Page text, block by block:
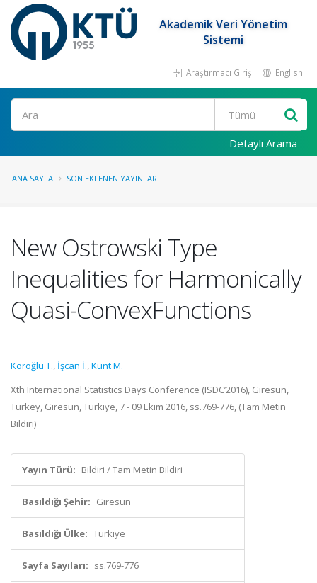
Akademik Veri Yönetim
Sistemi
Araştırmacı Girişi English
Ara
Detaylı Arama
ANA SAYFA SON EKLENEN YAYINLAR
New Ostrowski Type
Inequalities for Harmonically
Quasi-ConvexFunctions
Köroğlu T., İşcan İ.,Kunt M.
Xth International Statistics Days Conference (ISDC’2016), Giresun,
Turkey, Giresun, Türkiye, 7 - 09 Ekim 2016, ss.769-776, (Tam Metin
Bildiri)
Yayın Türü: Bildiri / Tam Metin Bildiri
Basıldığı Şehir: Giresun
Basıldığı Ülke: Türkiye
Sayfa Sayıları: ss.769-776